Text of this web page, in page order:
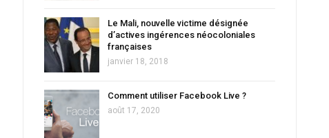
Le Mali, nouvelle victime désignée
d’actives ingérences néocoloniales
françaises
janvier 18, 2018
Comment utiliser Facebook Live ?
août 17, 2020